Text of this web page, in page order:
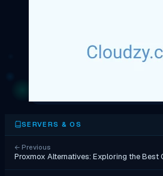
SERVERS & OS
← Previous
Proxmox Alternatives: Exploring the Best